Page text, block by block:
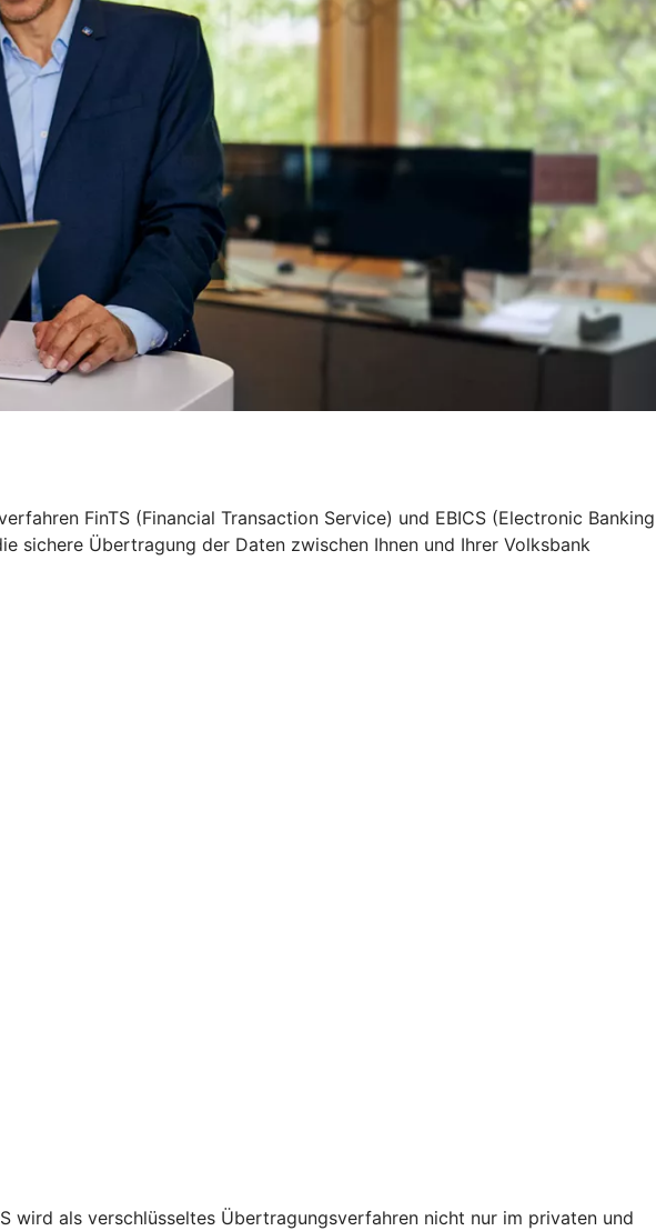
FinTS (Financial Transaction Service) und EBICS (Electronic Banking
sichere Übertragung der Daten zwischen Ihnen und Ihrer Volksbank
wird als verschlüsseltes Übertragungsverfahren nicht nur im privaten und